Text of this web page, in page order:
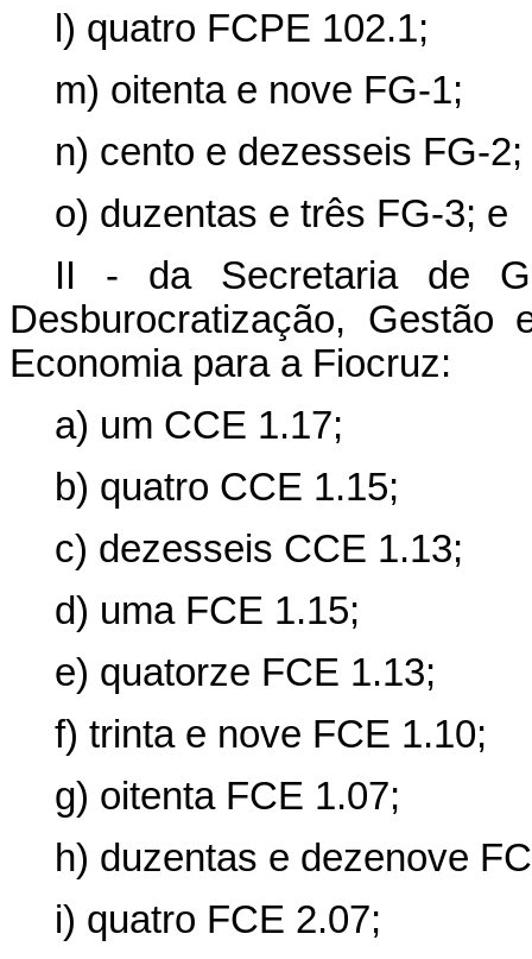
l) quatro FCPE 102.1;
m) oitenta e nove FG-1;
n) cento e dezesseis FG-2;
o) duzentas e três FG-3; e
II - da Secretaria de
Desburocratização,
Economia para a Fiocruz:
a) um CCE 1.17;
b) quatro CCE 1.15;
c) dezesseis CCE 1.13;
d) uma FCE 1.15;
e) quatorze FCE 1.13;
f) trinta e nove FCE 1.10;
g) oitenta FCE 1.07;
h) duzentas e dezenove
i) quatro FCE 2.07;